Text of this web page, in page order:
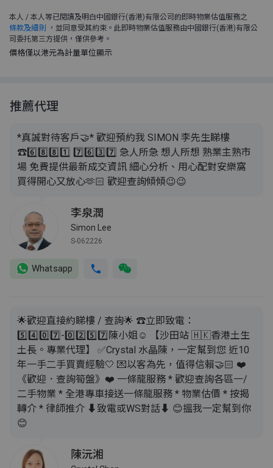
本人 / 本人等已閱讀及明白中國銀行(香港)有限公司的即時物業估值服務之
條款及細則
，並同意受其約束。此即時物業估值服務由中國銀行(香港)有限公
司委托第三方提供，僅供參考。
價格僅以港元為計量單位顯示
推薦代理
*真誠對待客戶🤝* 歡迎預約我 SIMON 李先生睇樓
☎️6️⃣8️⃣8️⃣1️⃣ 7️⃣6️⃣3️⃣7️⃣ 急人所急 想人所想 熟業主熟市
場 免費提供最新成交資訊 細心分析、用心配對安樂窩
買得開心又放心🫶🏻 歡迎查詢傾傾😉😉
李泉潤
Simon Lee
S-062226
Whatsapp
🌟歡迎直接約睇樓 / 查詢🌟 ☎️立即致電：
5️⃣4️⃣0️⃣7️⃣-0️⃣2️⃣5️⃣7️⃣陳小姐☺️ 【沙田站 🇭🇰香港土生
土長。專業代理】 ✅Crystal 水晶陳，一定幫到您 近10
年一手二手買賣經驗🤍 💌以客為先，值得信賴🤝🏻 ❤️
《歡迎．查詢筍盤》❤️ 一條龍服務 * 歡迎查詢各區一/
二手物業 * 全港專車接送一條龍服務 * 物業估價 * 按揭
轉介 * 律師推介 ⬇️致電或WS對話⬇️ 😊搵我一定幫到你
😊
陳沅湘